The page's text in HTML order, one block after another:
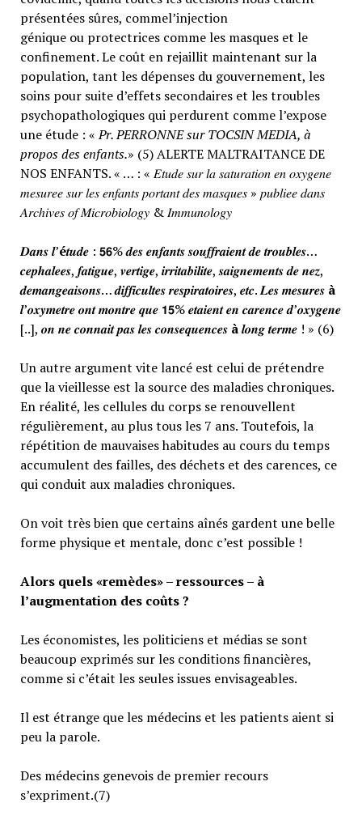
présentées sûres, commel’injection
génique ou protectrices comme les masques et le
confinement. Le coût en rejaillit maintenant sur la
population, tant les dépenses du gouvernement, les
soins pour suite d’effets secondaires et les troubles
psychopathologiques qui perdurent comme l’expose
une étude : «Pr. PERRONNE sur TOCSIN MEDIA, à
propos des enfants.» (5) ALERTE MALTRAITANCE DE
NOS ENFANTS. « … : « 𝐸𝑡𝑢𝑑𝑒 𝑠𝑢𝑟 𝑙𝑎 𝑠𝑎𝑡𝑢𝑟𝑎𝑡𝑖𝑜𝑛 𝑒𝑛 𝑜𝑥𝑦𝑔𝑒𝑛𝑒
𝑚𝑒𝑠𝑢𝑟𝑒𝑒 𝑠𝑢𝑟 𝑙𝑒𝑠 𝑒𝑛𝑓𝑎𝑛𝑡𝑠 𝑝𝑜𝑟𝑡𝑎𝑛𝑡 𝑑𝑒𝑠 𝑚𝑎𝑠𝑞𝑢𝑒𝑠 » 𝑝𝑢𝑏𝑙𝑖𝑒𝑒 𝑑𝑎𝑛𝑠
𝐴𝑟𝑐ℎ𝑖𝑣𝑒𝑠 𝑜𝑓 𝑀𝑖𝑐𝑟𝑜𝑏𝑖𝑜𝑙𝑜𝑔𝑦 & 𝐼𝑚𝑚𝑢𝑛𝑜𝑙𝑜𝑔𝑦
𝑫𝒂𝒏𝒔 𝒍’é𝒕𝒖𝒅𝒆 : 𝟱𝟲% 𝒅𝒆𝒔 𝒆𝒏𝒇𝒂𝒏𝒕𝒔 𝒔𝒐𝒖𝒇𝒇𝒓𝒂𝒊𝒆𝒏𝒕 𝒅𝒆 𝒕𝒓𝒐𝒖𝒃𝒍𝒆𝒔…
𝒄𝒆𝒑𝒉𝒂𝒍𝒆𝒆𝒔, 𝒇𝒂𝒕𝒊𝒈𝒖𝒆, 𝒗𝒆𝒓𝒕𝒊𝒈𝒆, 𝒊𝒓𝒓𝒊𝒕𝒂𝒃𝒊𝒍𝒊𝒕𝒆, 𝒔𝒂𝒊𝒈𝒏𝒆𝒎𝒆𝒏𝒕𝒔 𝒅𝒆 𝒏𝒆𝒛,
𝒅𝒆𝒎𝒂𝒏𝒈𝒆𝒂𝒊𝒔𝒐𝒏𝒔… 𝒅𝒊𝒇𝒇𝒊𝒄𝒖𝒍𝒕𝒆𝒔 𝒓𝒆𝒔𝒑𝒊𝒓𝒂𝒕𝒐𝒊𝒓𝒆𝒔, 𝒆𝒕𝒄. 𝑳𝒆𝒔 𝒎𝒆𝒔𝒖𝒓𝒆𝒔 à
𝒍’𝒐𝒙𝒚𝒎𝒆𝒕𝒓𝒆 𝒐𝒏𝒕 𝒎𝒐𝒏𝒕𝒓𝒆 𝒒𝒖𝒆 𝟭𝟱% 𝒆𝒕𝒂𝒊𝒆𝒏𝒕 𝒆𝒏 𝒄𝒂𝒓𝒆𝒏𝒄𝒆 𝒅’𝒐𝒙𝒚𝒈𝒆𝒏𝒆
[..], 𝒐𝒏 𝒏𝒆 𝒄𝒐𝒏𝒏𝒂𝒊𝒕 𝒑𝒂𝒔 𝒍𝒆𝒔 𝒄𝒐𝒏𝒔𝒆𝒒𝒖𝒆𝒏𝒄𝒆𝒔 à𝒍𝒐𝒏𝒈 𝒕𝒆𝒓𝒎𝒆 ! » (6)
Un autre argument vite lancé est celui de prétendre
que la vieillesse est la source des maladies chroniques.
En réalité, les cellules du corps se renouvellent
régulièrement, au plus tous les 7 ans. Toutefois, la
répétition de mauvaises habitudes au cours du temps
accumulent des failles, des déchets et des carences, ce
qui conduit aux maladies chroniques.
On voit très bien que certains aînés gardent une belle
forme physique et mentale, donc c’est possible !
Alors quels «remèdes» – ressources – à
l’augmentation des coûts ?
Les économistes, les politiciens et médias se sont
beaucoup exprimés sur les conditions financières,
comme si c’était les seules issues envisageables.
Il est étrange que les médecins et les patients aient si
peu la parole.
Des médecins genevois de premier recours
s’expriment.(7)